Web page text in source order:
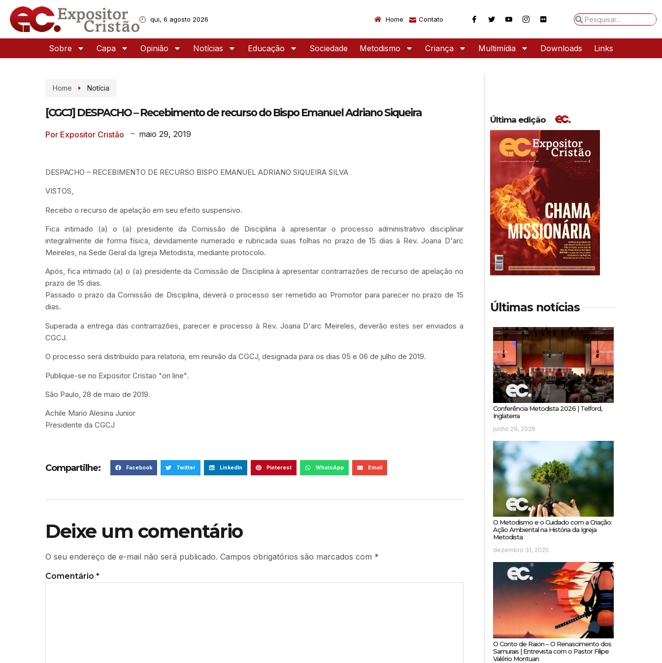
qui, 6 agosto 2026 Home Contato
Sobre Capa Opinião Notícias Educação Sociedade Metodismo Criança Multimídia Downloads Links
Home Notícia
[CGCJ] DESPACHO – Recebimento de recurso do Bispo Emanuel Adriano Siqueira
Por Expositor Cristão maio 29, 2019
DESPACHO – RECEBIMENTO DE RECURSO BISPO EMANUEL ADRIANO SIQUEIRA SILVA
VISTOS,
Recebo o recurso de apelação em seu efeito suspensivo.
Fica intimado (a) o (a) presidente da Comissão de Disciplina à apresentar o processo administrativo disciplinar
integralmente de forma física, devidamente numerado e rubricada suas folhas no prazo de 15 dias à Rev. Joana D'arc
Meireles, na Sede Geral da Igreja Metodista, mediante protocolo.
Após, fica intimado (a) o (a) presidente da Comissão de Disciplina à apresentar contrarrazões de recurso de apelação no
prazo de 15 dias.
Passado o prazo da Comissão de Disciplina, deverá o processo ser remetido ao Promotor para parecer no prazo de 15
dias.
Superada a entrega das contrarrazões, parecer e processo à Rev. Joana D'arc Meireles, deverão estes ser enviados a
CGCJ.
O processo será distribuído para relatoria, em reunião da CGCJ, designada para os dias 05 e 06 de julho de 2019.
Publique-se no Expositor Cristao "on line".
São Paulo, 28 de maio de 2019.
Achile Mario Alesina Junior
Presidente da CGCJ
Compartilhe: Facebook Twitter LinkedIn Pinterest WhatsApp Email
Deixe um comentário
O seu endereço de e-mail não será publicado. Campos obrigatórios são marcados com *
Comentário *
Última edição
Últimas notícias
Conferência Metodista 2026 | Telford,
Inglaterra
junho 29, 2026
O Metodismo e o Cuidado com a Criação:
Ação Ambiental na História da Igreja
Metodista
dezembro 31, 2025
O Conto de Raion – O Renascimento dos
Samurais | Entrevista com o Pastor Filipe
Valério Montuan